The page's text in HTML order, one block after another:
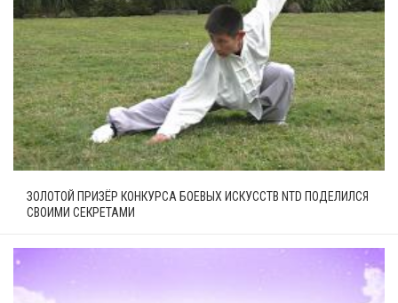
ЗОЛОТОЙ ПРИЗЁР КОНКУРСА БОЕВЫХ ИСКУССТВ NTD ПОДЕЛИЛСЯ
СВОИМИ СЕКРЕТАМИ